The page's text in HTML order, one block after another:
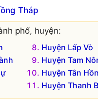
Tháp
phố, huyện:
Huyện Lấp Vò
Huyện Tam
Huyện Tân
Huyện Thanh